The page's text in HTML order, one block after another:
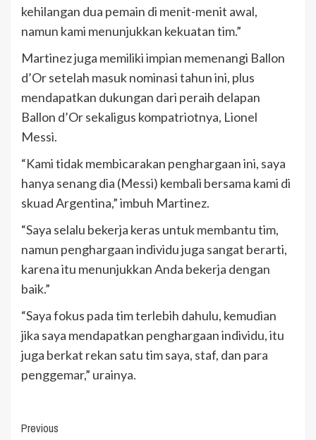
kehilangan dua pemain di menit-menit awal,
namun kami menunjukkan kekuatan tim.”
Martinez juga memiliki impian memenangi Ballon
d’Or setelah masuk nominasi tahun ini, plus
mendapatkan dukungan dari peraih delapan
Ballon d’Or sekaligus kompatriotnya, Lionel
Messi.
“Kami tidak membicarakan penghargaan ini, saya
hanya senang dia (Messi) kembali bersama kami di
skuad Argentina,” imbuh Martinez.
“Saya selalu bekerja keras untuk membantu tim,
namun penghargaan individu juga sangat berarti,
karena itu menunjukkan Anda bekerja dengan
baik.”
“Saya fokus pada tim terlebih dahulu, kemudian
jika saya mendapatkan penghargaan individu, itu
juga berkat rekan satu tim saya, staf, dan para
penggemar,” urainya.
Continue
Previous